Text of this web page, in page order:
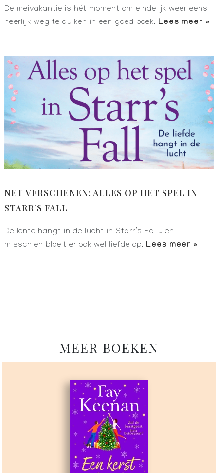
De meivakantie is hét moment om eindelijk weer eens
heerlijk weg te duiken in een goed boek. Lees meer »
NET VERSCHENEN: ALLES OP HET SPEL IN
STARR’S FALL
De lente hangt in de lucht in Starr’s Fall… en
misschien bloeit er ook wel liefde op. Lees meer »
MEER BOEKEN